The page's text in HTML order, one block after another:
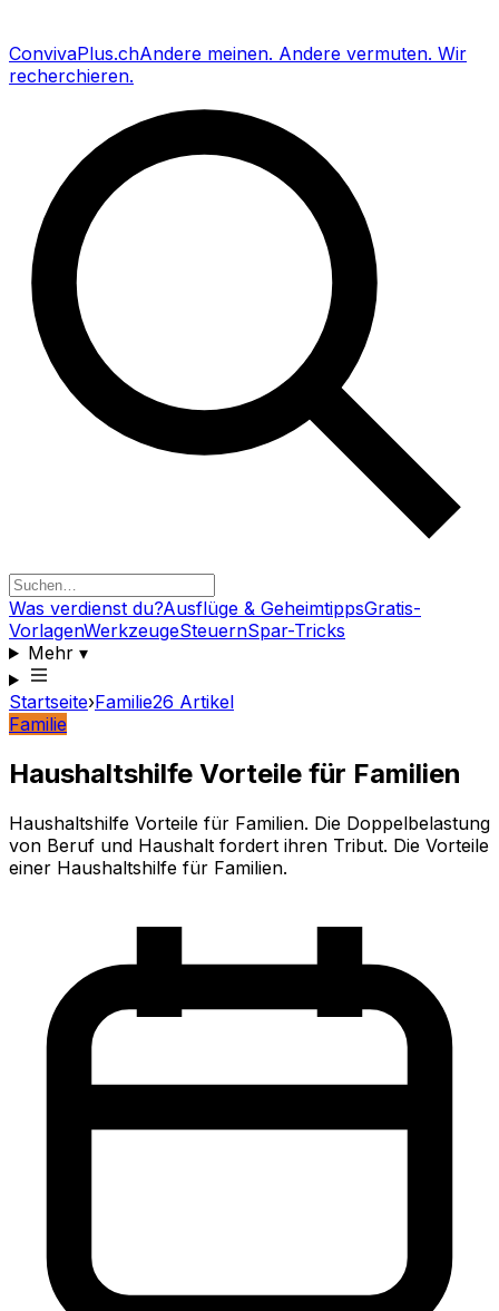
ConvivaPlus.chAndere meinen. Andere vermuten. Wir
recherchieren.
Was verdienst du?Ausflüge & GeheimtippsGratis-
VorlagenWerkzeugeSteuernSpar-Tricks
Mehr▾
Startseite›Familie26 Artikel
Familie
Haushaltshilfe Vorteile für Familien
Haushaltshilfe Vorteile für Familien. Die Doppelbelastung
von Beruf und Haushalt fordert ihren Tribut. Die Vorteile
einer Haushaltshilfe für Familien.